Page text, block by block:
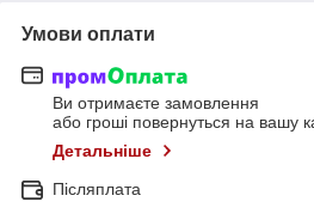
Умови оплати
Ви отримаєте замовлення
або гроші повернуться на вашу
Детальніше
Післяплата